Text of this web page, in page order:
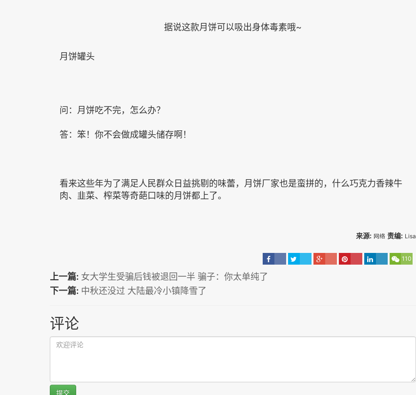
据说这款月饼可以吸出身体毒素哦~
月饼罐头
问：月饼吃不完，怎么办？
答：笨！你不会做成罐头储存啊！
看来这些年为了满足人民群众日益挑剔的味蕾，月饼厂家也是蛮拼的，什么巧克力香辣牛
肉、韭菜、榨菜等奇葩口味的月饼都上了。
来源: 网络 责编: Lisa
110
上一篇: 女大学生受骗后钱被退回一半 骗子：你太单纯了
下一篇: 中秋还没过 大陆最冷小镇降雪了
评论
提交